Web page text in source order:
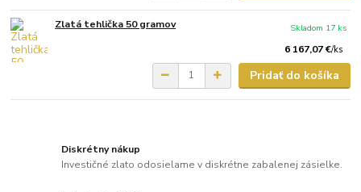
Zlatá tehlička 50 gramov
6 167,07 €/ks
Skladom 17 ks
Pridať do košíka
Diskrétny nákup
Investičné zlato odosielame v diskrétne zabalenej zásielke.